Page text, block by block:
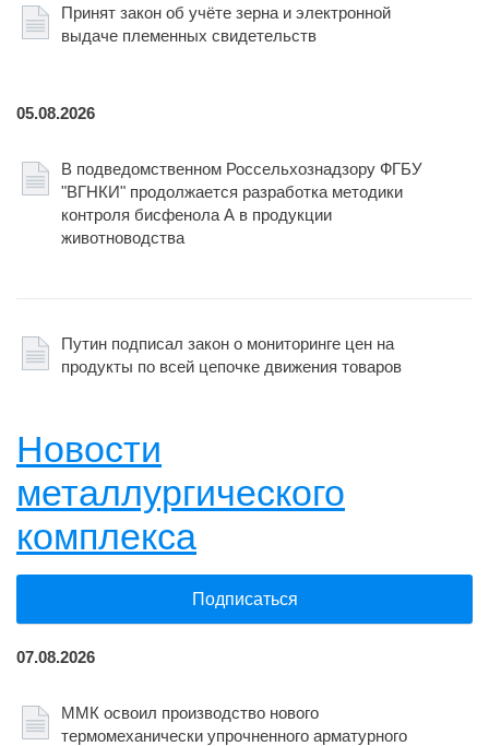
Принят закон об учёте зерна и электронной
выдаче племенных свидетельств
05.08.2026
В подведомственном Россельхознадзору ФГБУ
"ВГНКИ" продолжается разработка методики
контроля бисфенола А в продукции
животноводства
Путин подписал закон о мониторинге цен на
продукты по всей цепочке движения товаров
Новости
металлургического
комплекса
Подписаться
07.08.2026
ММК освоил производство нового
термомеханически упрочненного арматурного